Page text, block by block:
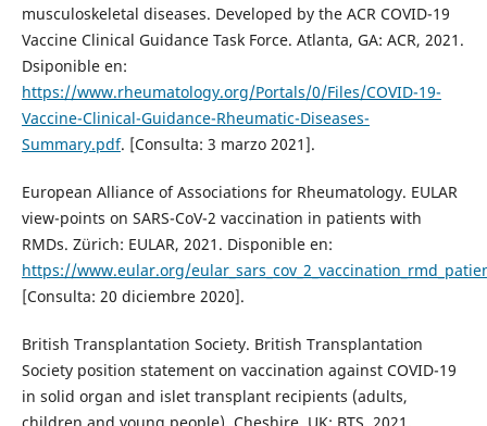
musculoskeletal diseases. Developed by the ACR COVID-19
Vaccine Clinical Guidance Task Force. Atlanta, GA: ACR, 2021.
Dsiponible en:
https://www.rheumatology.org/Portals/0/Files/COVID-19-
Vaccine-Clinical-Guidance-Rheumatic-Diseases-
Summary.pdf. [Consulta: 3 marzo 2021].
European Alliance of Associations for Rheumatology. EULAR
view-points on SARS-CoV-2 vaccination in patients with
RMDs. Zürich: EULAR, 2021. Disponible en:
https://www.eular.org/
[Consulta: 20 diciembre 2020].
British Transplantation Society. British Transplantation
Society position statement on vaccination against COVID-19
in solid organ and islet transplant recipients (adults,